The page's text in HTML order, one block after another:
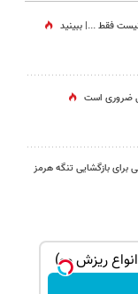
فقط ...|‌ ببینید
ضروری است
ریزش مو)